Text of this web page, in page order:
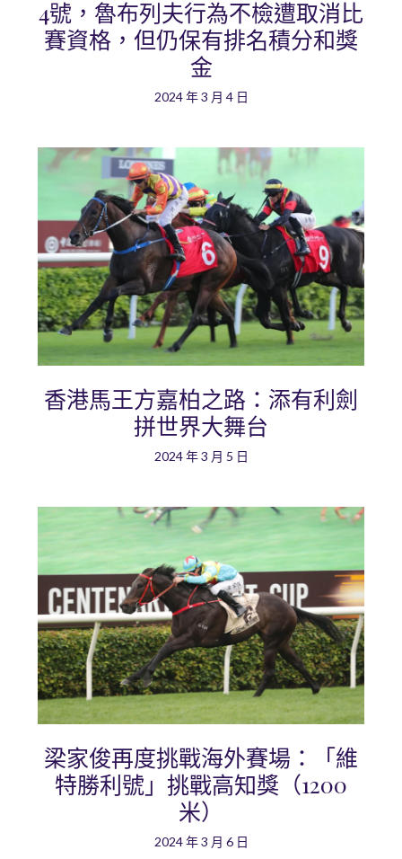
4號，魯布列夫行為不檢遭取消比
賽資格，但仍保有排名積分和獎
金
2024 年 3 月 4 日
香港馬王方嘉柏之路：添有利劍
拼世界大舞台
2024 年 3 月 5 日
梁家俊再度挑戰海外賽場：「維
特勝利號」挑戰高知獎（1200
米）
2024 年 3 月 6 日